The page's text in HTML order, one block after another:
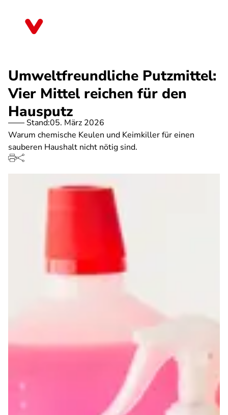
Umweltfreundliche Putzmittel:
Vier Mittel reichen für den
Hausputz
Stand:05. März 2026
Warum chemische Keulen und Keimkiller für einen
sauberen Haushalt nicht nötig sind.